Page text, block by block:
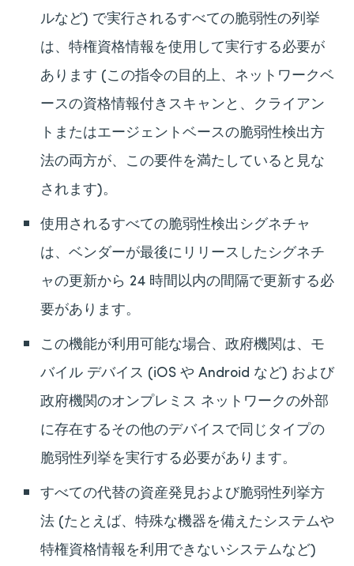
ルなど) で実行されるすべての脆弱性の列挙
は、特権資格情報を使用して実行する必要が
あります (この指令の目的上、ネットワークベ
ースの資格情報付きスキャンと、クライアン
トまたはエージェントベースの脆弱性検出方
法の両方が、この要件を満たしていると見な
されます)。
使用されるすべての脆弱性検出シグネチャ
は、ベンダーが最後にリリースしたシグネチ
ャの更新から 24 時間以内の間隔で更新する必
要があります。
この機能が利用可能な場合、政府機関は、モ
バイル デバイス (iOS や Android など) および
政府機関のオンプレミス ネットワークの外部
に存在するその他のデバイスで同じタイプの
脆弱性列挙を実行する必要があります。
すべての代替の資産発見および脆弱性列挙方
法 (たとえば、特殊な機器を備えたシステムや
特権資格情報を利用できないシステムなど)